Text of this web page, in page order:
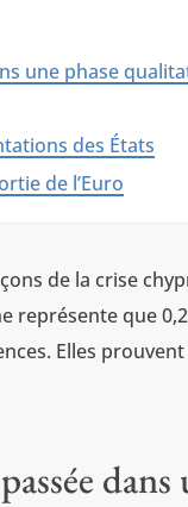
une phase
des États
de l’Euro
de la crise
représente que
Elles